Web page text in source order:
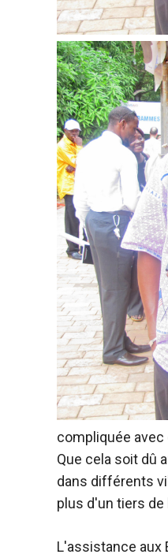
compliquée
Que cela soit dû
dans différents
plus d'un tiers
L'assistance aux